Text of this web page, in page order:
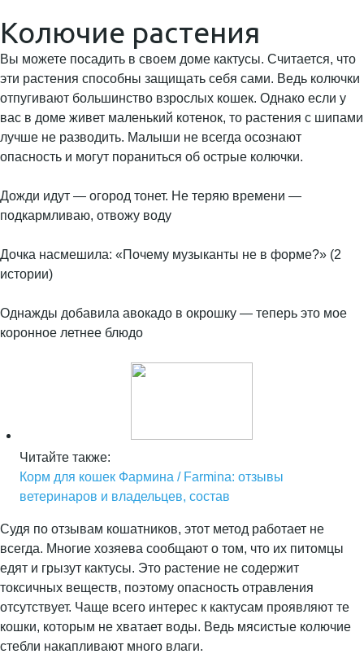
Колючие растения
Вы можете посадить в своем доме кактусы. Считается, что
эти растения способны защищать себя сами. Ведь колючки
отпугивают большинство взрослых кошек. Однако если у
вас в доме живет маленький котенок, то растения с шипами
лучше не разводить. Малыши не всегда осознают
опасность и могут пораниться об острые колючки.
Дожди идут — огород тонет. Не теряю времени —
подкармливаю, отвожу воду
Дочка насмешила: «Почему музыканты не в форме?» (2
истории)
Однажды добавила авокадо в окрошку — теперь это мое
коронное летнее блюдо
Читайте также:
Корм для кошек Фармина / Farmina: отзывы
ветеринаров и владельцев, состав
Судя по отзывам кошатников, этот метод работает не
всегда. Многие хозяева сообщают о том, что их питомцы
едят и грызут кактусы. Это растение не содержит
токсичных веществ, поэтому опасность отравления
отсутствует. Чаще всего интерес к кактусам проявляют те
кошки, которым не хватает воды. Ведь мясистые колючие
стебли накапливают много влаги.